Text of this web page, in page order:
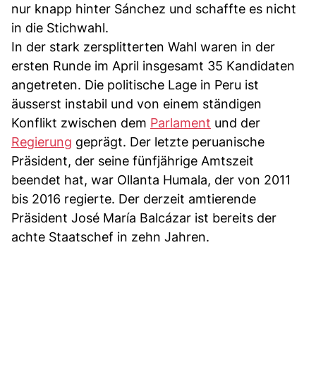
nur knapp hinter Sánchez und schaffte es nicht
in die Stichwahl.
In der stark zersplitterten Wahl waren in der
ersten Runde im April insgesamt 35 Kandidaten
angetreten. Die politische Lage in Peru ist
äusserst instabil und von einem ständigen
Konflikt zwischen dem Parlament und der
Regierung geprägt. Der letzte peruanische
Präsident, der seine fünfjährige Amtszeit
beendet hat, war Ollanta Humala, der von 2011
bis 2016 regierte. Der derzeit amtierende
Präsident José María Balcázar ist bereits der
achte Staatschef in zehn Jahren.